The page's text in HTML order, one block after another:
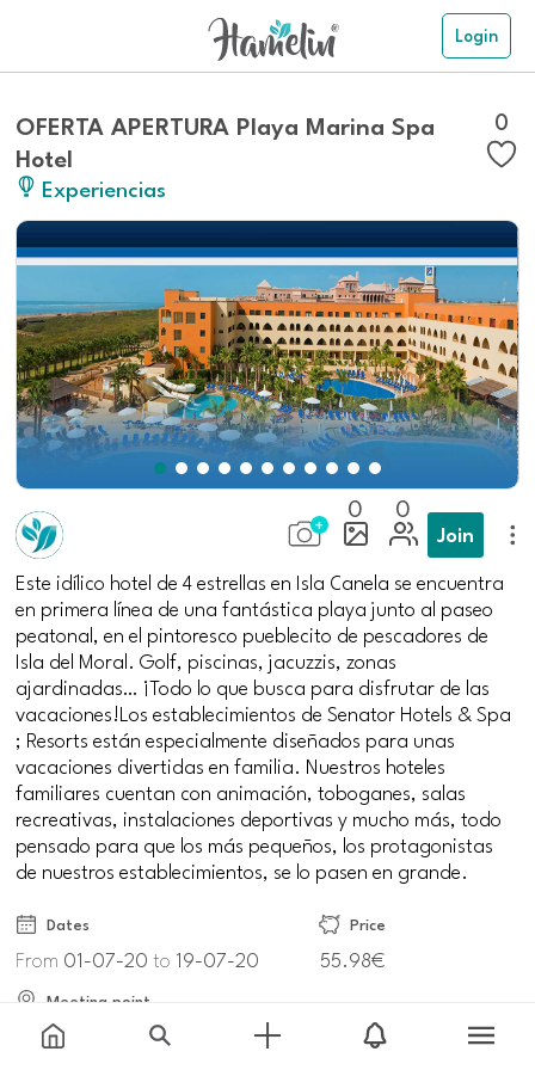
Login
OFERTA APERTURA Playa Marina Spa
Hotel
Experiencias
0
0 0
Join
Este idílico hotel de 4 estrellas en Isla Canela se encuentra
en primera línea de una fantástica playa junto al paseo
peatonal, en el pintoresco pueblecito de pescadores de
Isla del Moral. Golf, piscinas, jacuzzis, zonas
ajardinadas… ¡Todo lo que busca para disfrutar de las
vacaciones!Los establecimientos de Senator Hotels & Spa
; Resorts están especialmente diseñados para unas
vacaciones divertidas en familia. Nuestros hoteles
familiares cuentan con animación, toboganes, salas
recreativas, instalaciones deportivas y mucho más, todo
pensado para que los más pequeños, los protagonistas
de nuestros establecimientos, se lo pasen en grande.
Dates
From 01-07-20to 19-07-20
Price
55.98€
Meeting point
Av. de la Mojarra, 0, 21409, Huelva, España